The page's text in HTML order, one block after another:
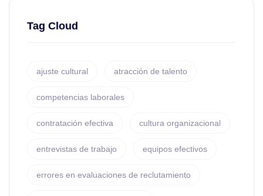
Tag Cloud
ajuste cultural atracción de talento
competencias laborales
contratación efectiva cultura organizacional
entrevistas de trabajo equipos efectivos
errores en evaluaciones de reclutamiento